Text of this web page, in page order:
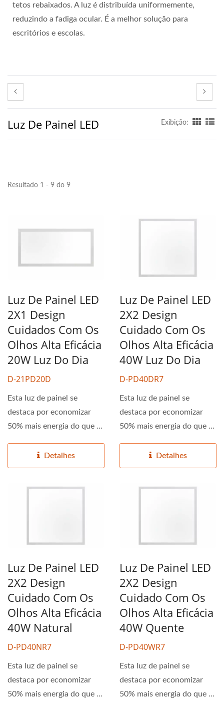
tetos rebaixados. A luz é distribuída uniformemente,
reduzindo a fadiga ocular. É a melhor solução para
escritórios e escolas.
Luz De Painel LED Exibição:
Resultado 1 - 9 do 9
Luz De Painel LED
2X1 Design
Cuidados Com Os
Olhos Alta Eficácia
20W Luz Do Dia
D-21PD20D
Esta luz de painel se
destaca por economizar
50% mais energia do que as
Detalhes
Luz De Painel LED
2X2 Design
Cuidado Com Os
Olhos Alta Eficácia
40W Luz Do Dia
D-PD40DR7
Esta luz de painel se
destaca por economizar
50% mais energia do que as
Detalhes
Luz De Painel LED
2X2 Design
Cuidado Com Os
Olhos Alta Eficácia
40W Natural
D-PD40NR7
Esta luz de painel se
destaca por economizar
50% mais energia do que as
Luz De Painel LED
2X2 Design
Cuidado Com Os
Olhos Alta Eficácia
40W Quente
D-PD40WR7
Esta luz de painel se
destaca por economizar
50% mais energia do que as